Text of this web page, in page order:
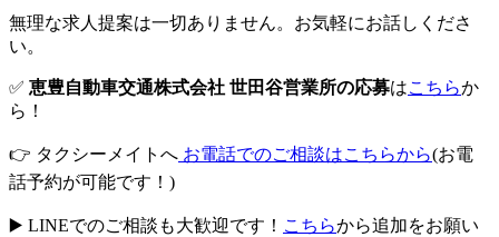
無理な求人提案は一切ありません。お気軽にお話しくださ
い。
✅ 恵豊自動車交通株式会社 世田谷営業所の応募はこちらか
ら！
👉 タクシーメイトへ お電話でのご相談はこちらから(お電
話予約が可能です！)
▶️ LINEでのご相談も大歓迎です！ こちらから追加をお願い